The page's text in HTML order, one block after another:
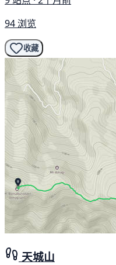
94 浏览
收藏
天城山